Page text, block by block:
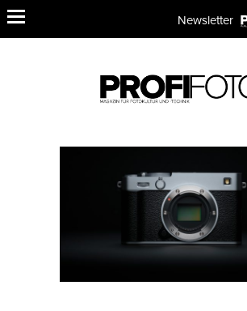
Newsletter